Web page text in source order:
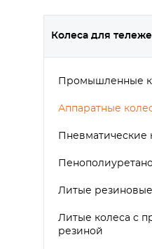
Колеса для
Промышленные
Аппаратные
Пневматические
Литые резиновые
Литые колеса с
резиной